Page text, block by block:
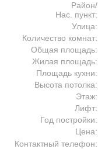
Район/
Нас. пункт:
Улица:
Количество комнат:
Общая площадь:
Жилая площадь:
Площадь кухни:
Высота потолка:
Этаж:
Лифт:
Год постройки:
Цена:
Контактный телефон: